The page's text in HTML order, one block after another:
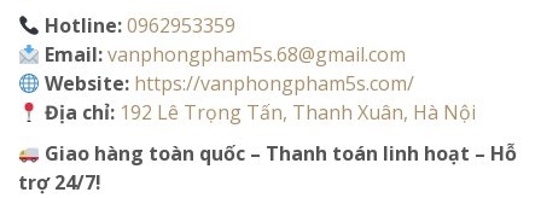
Hotline:0962953359
Email:vanphongpham5s.68@gmail.com
Website: https://vanphongpham5s.com/
Địa chỉ: 192 Lê Trọng Tấn, Thanh Xuân, Hà Nội
Giao hàng toàn quốc – Thanh toán linh hoạt – Hỗ
trợ 24/7!